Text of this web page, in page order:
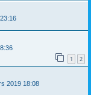
1 2
2019 18:08